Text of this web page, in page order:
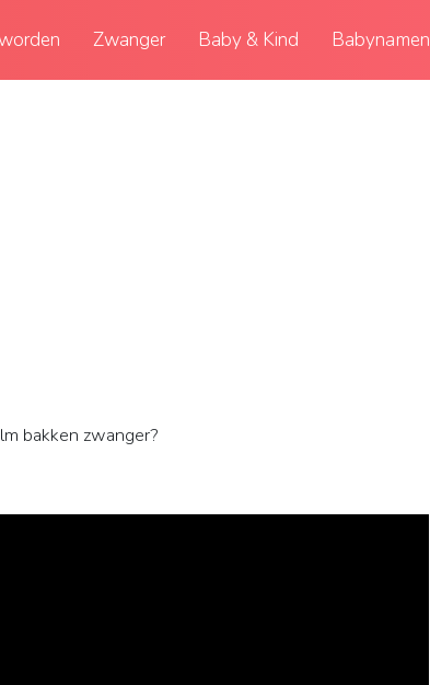
Zwanger Baby & Kind Babynamen
bakken zwanger?